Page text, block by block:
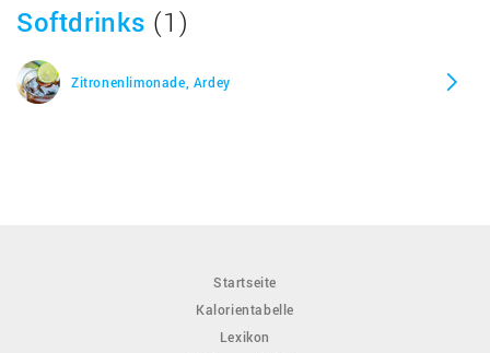
Softdrinks (1)
Zitronenlimonade, Ardey
Startseite
Kalorientabelle
Lexikon